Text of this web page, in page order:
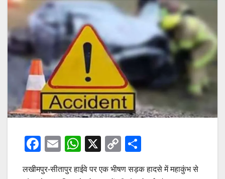
F
E
W
h
X
C
लखीमपुर-सीतापुर हाईवे पर एक भीषण सड़क हादसे में महाकुंभ से